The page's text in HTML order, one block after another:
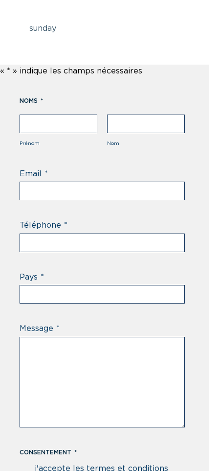
sunday
« * » indique les champs nécessaires
NOMS *
Prénom Nom
Email *
Téléphone *
Pays *
Message *
CONSENTEMENT *
j'accepte les termes et conditions